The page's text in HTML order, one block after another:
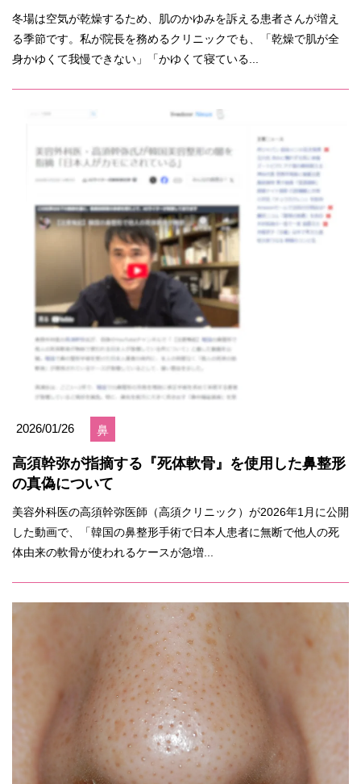
冬場は空気が乾燥するため、肌のかゆみを訴える患者さんが増え
る季節です。私が院長を務めるクリニックでも、「乾燥で肌が全
身かゆくて我慢できない」「かゆくて寝ている...
2026/01/26 鼻
高須幹弥が指摘する『死体軟骨』を使用した鼻整形
の真偽について
美容外科医の高須幹弥医師（高須クリニック）が2026年1月に公開
した動画で、「韓国の鼻整形手術で日本人患者に無断で他人の死
体由来の軟骨が使われるケースが急増...